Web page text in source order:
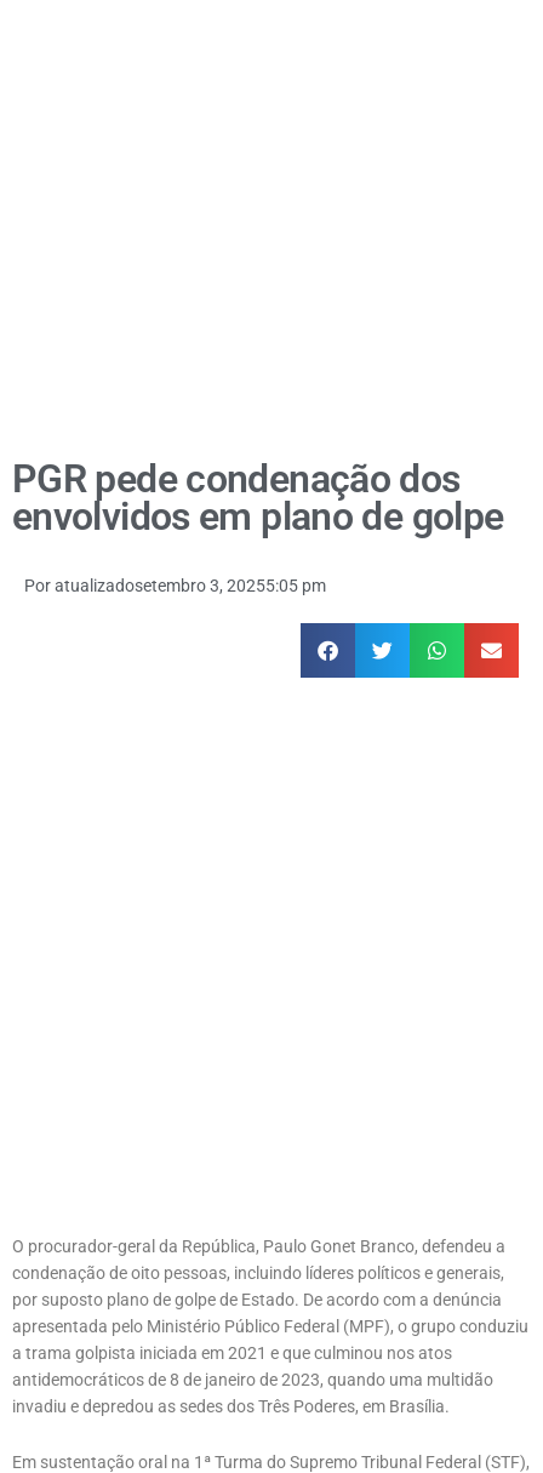
PGR pede condenação dos
envolvidos em plano de golpe
Poratualizadosetembro 3, 20255:05 pm
O procurador-geral da República, Paulo Gonet Branco, defendeu a
condenação de oito pessoas, incluindo líderes políticos e generais,
por suposto plano de golpe de Estado. De acordo com a denúncia
apresentada pelo Ministério Público Federal (MPF), o grupo conduziu
a trama golpista iniciada em 2021 e que culminou nos atos
antidemocráticos de 8 de janeiro de 2023, quando uma multidão
invadiu e depredou as sedes dos Três Poderes, em Brasília.
Em sustentação oral na 1ª Turma do Supremo Tribunal Federal (STF),